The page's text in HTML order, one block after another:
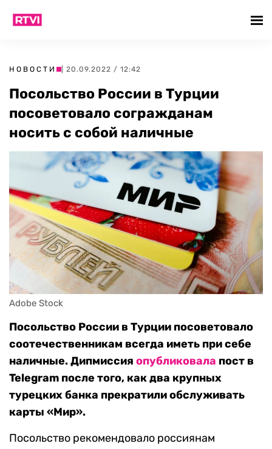
НОВОСТИ | 20.09.2022 / 12:42
Посольство России в Турции
посоветовало согражданам
носить с собой наличные
Adobe Stock
Посольство России в Турции посоветовало
соотечественникам всегда иметь при себе
наличные. Дипмиссия опубликовала пост в
Telegram после того, как два крупных
турецких банка прекратили обслуживать
карты «Мир».
Посольство рекомендовало россиянам